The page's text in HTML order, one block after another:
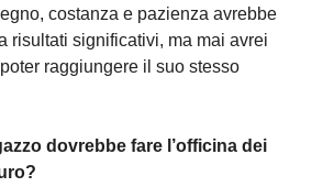
costanza e pazienza avrebbe
risultati significativi, ma mai avrei
raggiungere il suo stesso
dovrebbe fare l’officina dei